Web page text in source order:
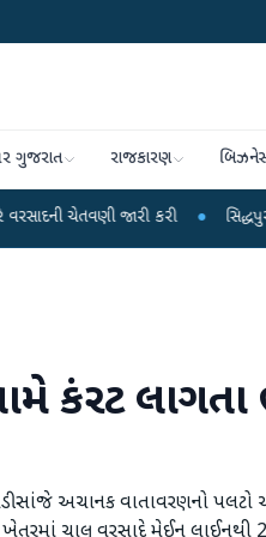
ગુજરાત રાજકારણ
કરી ● સિદ્ધપુરથી બોમ્બ
કંરટ
સાંજે અચાનક વાતાવરણનો પલટો